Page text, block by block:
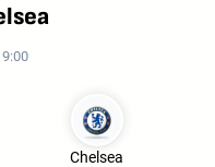
Chelsea